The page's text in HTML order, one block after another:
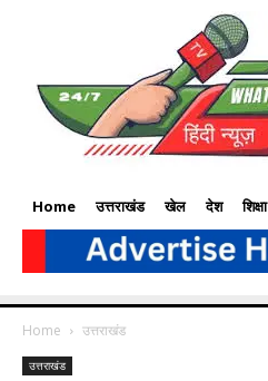
Home उत्तराखंड खेल देश शिक्षा
Home उत्तराखंड
उत्तराखंड